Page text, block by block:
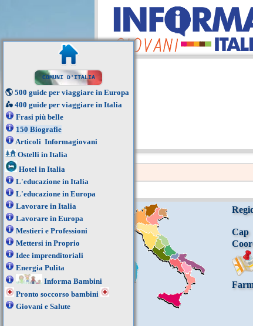
COMUNI D'ITALIA
🌎 500 guide per viaggiare in Europa
🛵 400 guide per viaggiare in Italia
Frasi più belle
150 Biografie
Articoli Informagiovani
Ostelli in Italia
Hotel in Italia
L'educazione in Italia
L'educazione in Europa
Lavorare in Italia
Lavorare in Europa
Mestieri e Professioni
Mettersi in Proprio
Idee imprenditoriali
Energia Pulita
Informa Bambini
Pronto soccorso bambini
Giovani e Salute
Cap